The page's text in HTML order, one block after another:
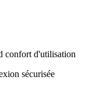
confort d'utilisation
sécurisée